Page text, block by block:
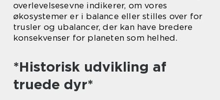
overlevelsesevne indikerer, om vores
økosystemer er i balance eller stilles over for
trusler og ubalancer, der kan have bredere
konsekvenser for planeten som helhed.
*Historisk udvikling af
truede dyr*